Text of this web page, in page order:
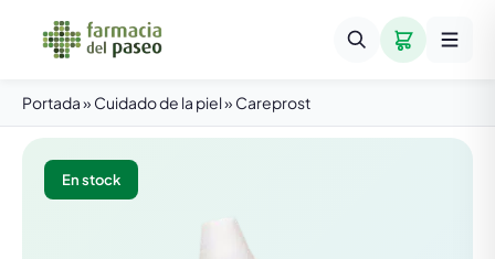
Portada» Cuidado de la piel» Careprost
En stock